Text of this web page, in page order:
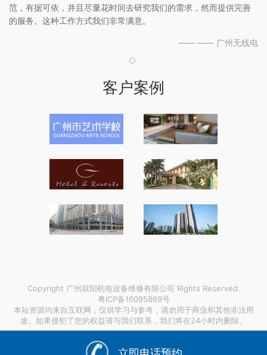
范，有据可依，并且尽量花时间去研究我们的需求，然而提供完善
的服务。这种工作方式我们非常满意。
—— —— 广州无线电
客户案例
Copyright 广州双阳机电设备维修有限公司 Rights Reserved.
粤ICP备16095869号
本站资源均来自互联网，仅供学习与参考，请勿用于商业和其他非法用
途。如果侵犯了您的权益请与我们联系，我们将在24小时内删除。